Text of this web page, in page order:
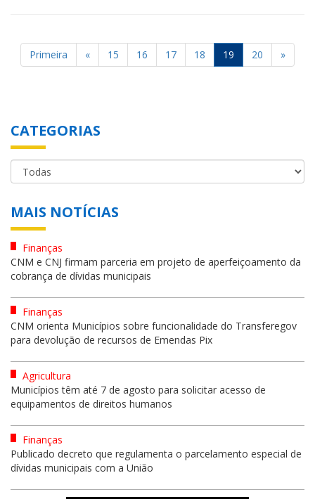
Primeira « 15 16 17 18 19 20 »
CATEGORIAS
MAIS NOTÍCIAS
Finanças
CNM e CNJ firmam parceria em projeto de aperfeiçoamento da
cobrança de dívidas municipais
Finanças
CNM orienta Municípios sobre funcionalidade do Transferegov
para devolução de recursos de Emendas Pix
Agricultura
Municípios têm até 7 de agosto para solicitar acesso de
equipamentos de direitos humanos
Finanças
Publicado decreto que regulamenta o parcelamento especial de
dívidas municipais com a União